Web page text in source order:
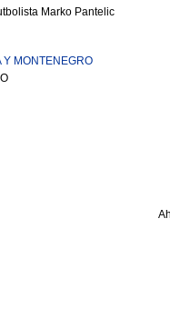
Marko Pantelic
Y MONTENEGRO